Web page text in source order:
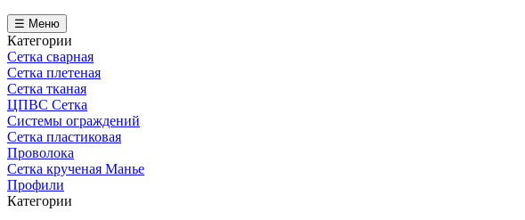
☰ Меню
Категории
Сетка сварная
Сетка плетеная
Сетка тканая
ЦПВС Сетка
Системы ограждений
Сетка пластиковая
Проволока
Сетка крученая Манье
Профили
Категории